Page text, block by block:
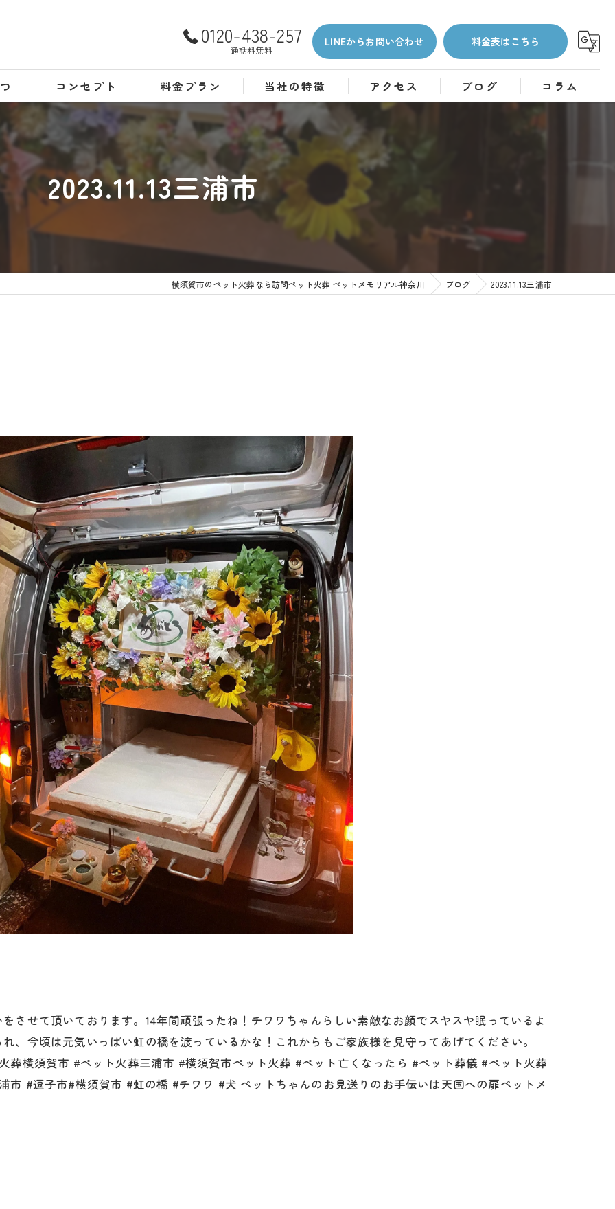
0120-438-257
通話料無料
LINEからお問い合わせ 料金表はこちら
コンセプト
よくある質問
料金プラン 当社の特徴
犬
訪問
葬儀
アクセス ブログ コラム
2023.11.13三浦市
横須賀市のペット火葬なら訪問ペット火葬 ペットメモリアル神奈川 ブログ 2023.11.13三浦市
させて頂いております。14年間頑張ったね！チワワちゃんらしい素敵なお顔でスヤスヤ眠っているよ
、今頃は元気いっぱい虹の橋を渡っているかな！これからもご家族様を見守ってあげてください。
葬横須賀市 #ペット火葬三浦市 #横須賀市ペット火葬 #ペット亡くなったら #ペット葬儀 #ペット火葬
#逗子市#横須賀市 #虹の橋 #チワワ #犬 ペットちゃんのお見送りのお手伝いは天国への扉ペットメ